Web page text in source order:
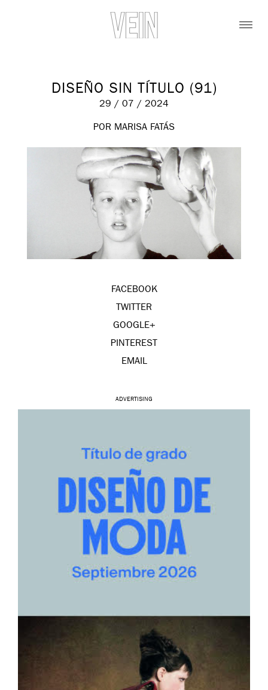
DISEÑO SIN TÍTULO (91)
29 / 07 / 2024
POR MARISA FATÁS
FACEBOOK
TWITTER
GOOGLE+
PINTEREST
EMAIL
ADVERTISING